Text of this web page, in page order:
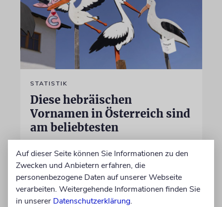
STATISTIK
Diese hebräischen
Vornamen in Österreich sind
am beliebtesten
Unter den Top Ten sind auch viele Namen
biblischen Ursprungs
von Nicole Dreyfus
Auf dieser Seite können Sie Informationen zu den
Zwecken und Anbietern erfahren, die
personenbezogene Daten auf unserer Webseite
verarbeiten. Weitergehende Informationen finden Sie
in unserer Datenschutzerklärung.